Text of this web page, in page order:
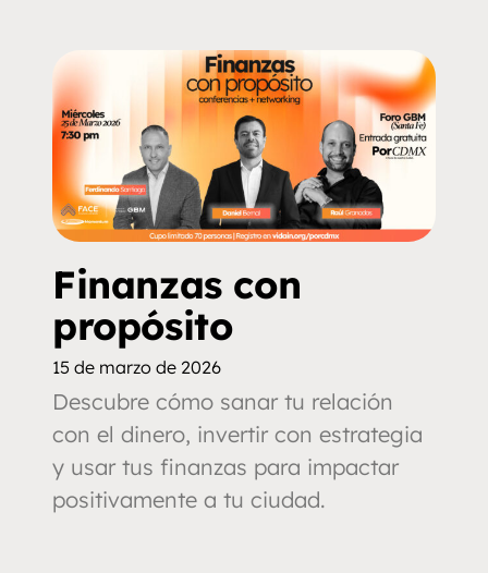
Finanzas con
propósito
15 de marzo de 2026
Descubre cómo sanar tu relación
con el dinero, invertir con estrategia
y usar tus finanzas para impactar
positivamente a tu ciudad.